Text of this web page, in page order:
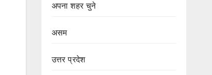
अपना शहर चुने
असम
उत्तर प्रदेश